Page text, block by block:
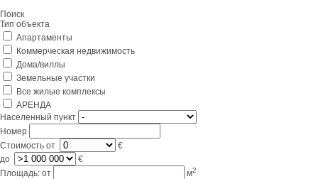
Lifestyle
Контакты
Поиск
Тип объекта
Апартаменты
Коммерческая недвижимость
Дома/виллы
Земельные участки
Все жилые комплексы
АРЕНДА
Населенный пункт
Номер
Стоимость от
€
до
€
Площадь: от м2